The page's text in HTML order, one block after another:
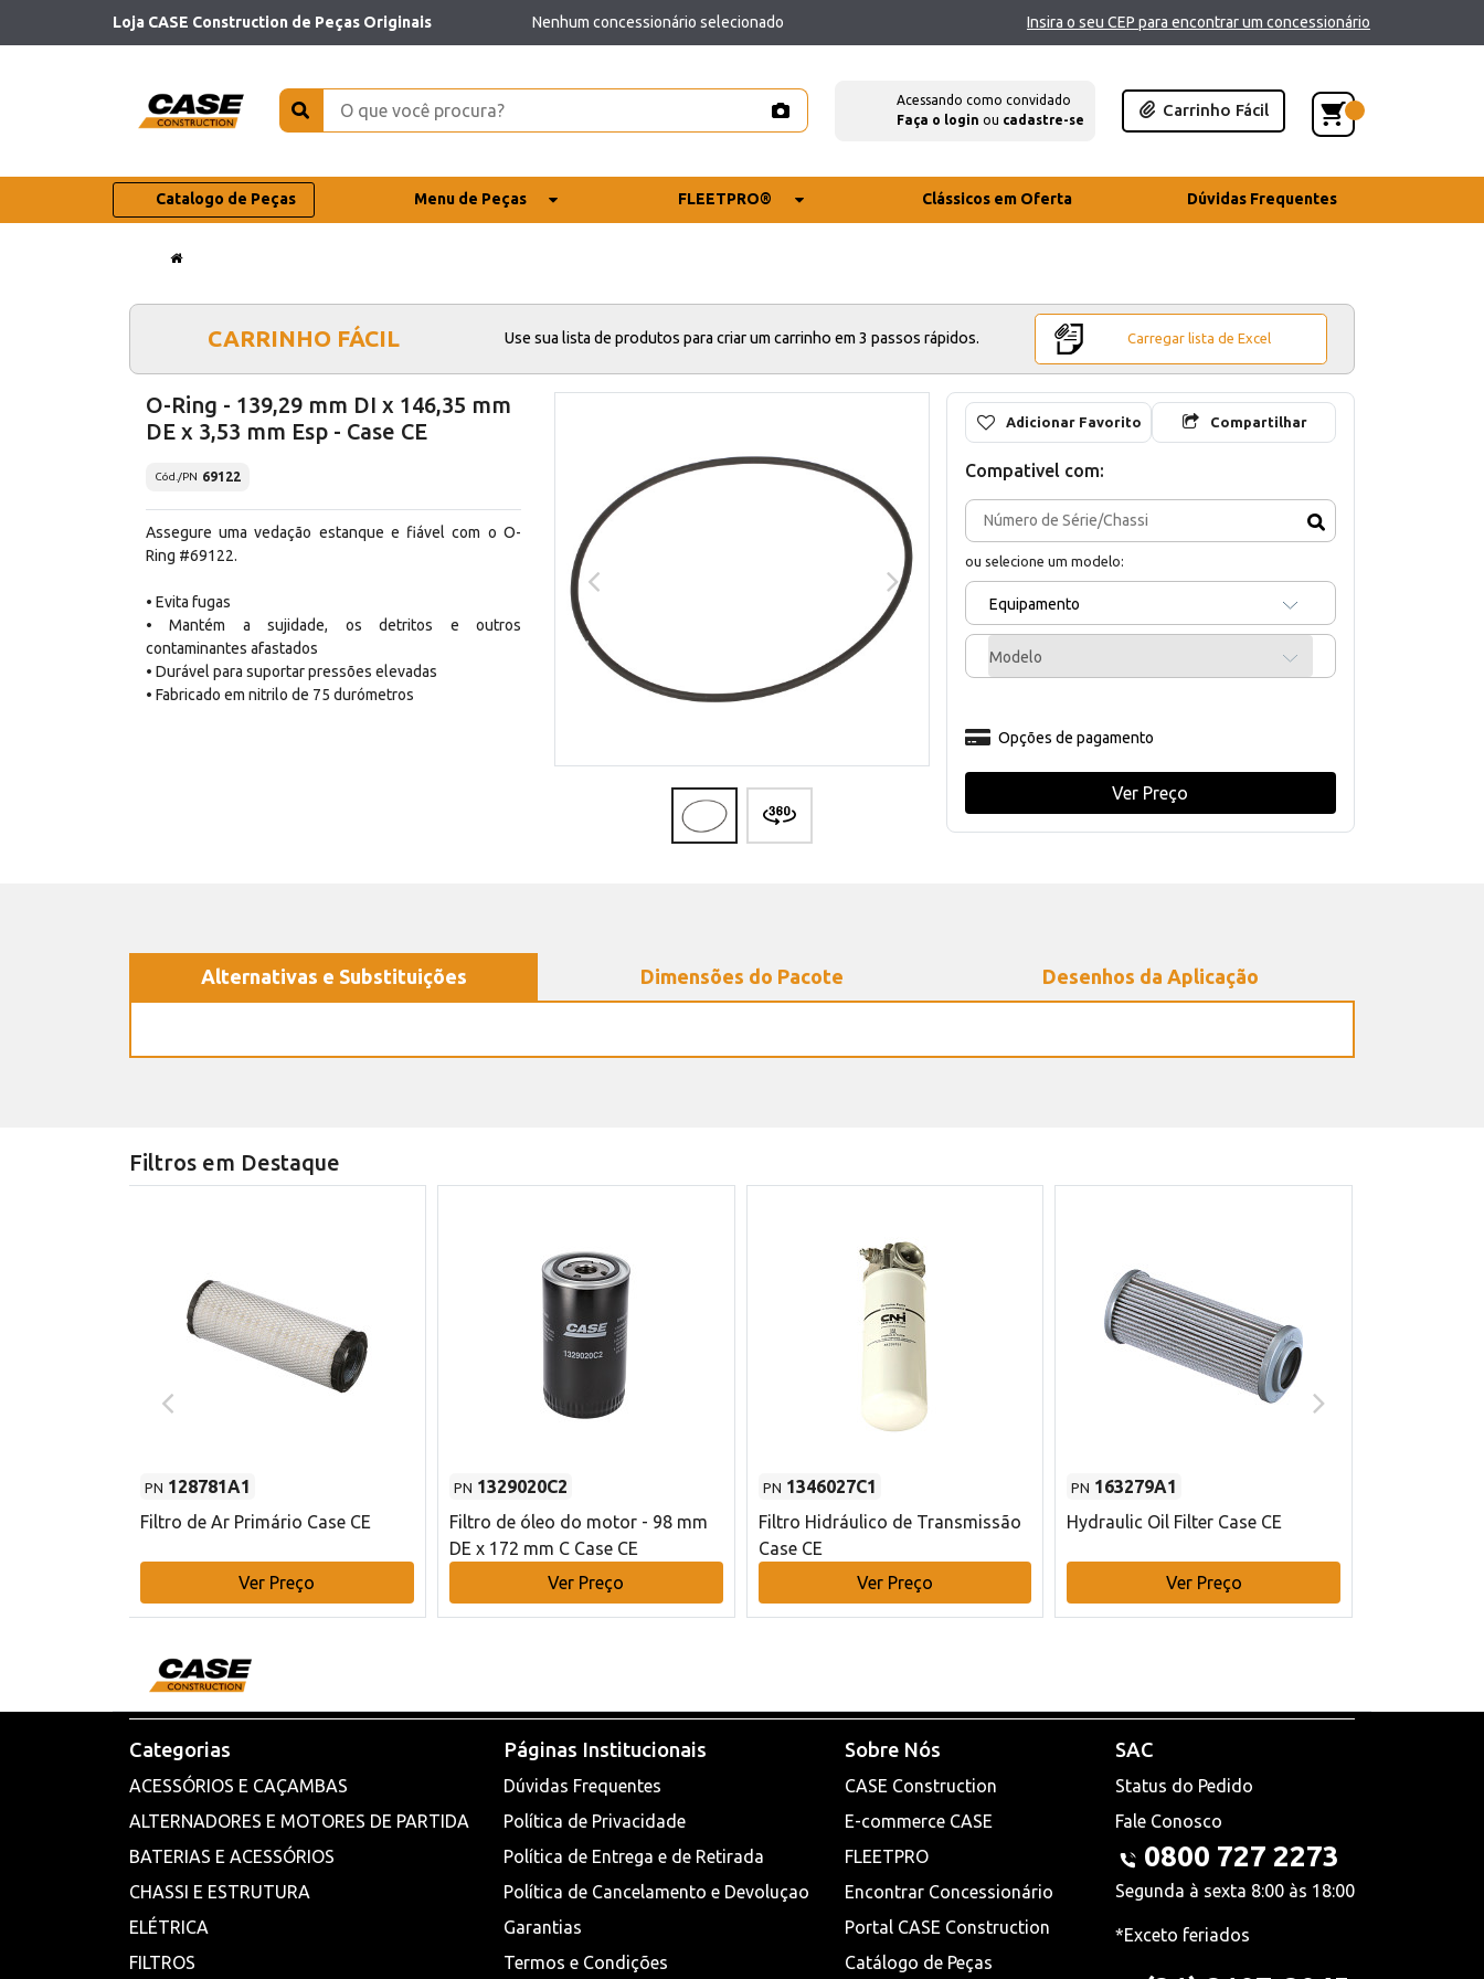
Loja CASE Construction de Peças Originais Nenhum concessionário selecionado Insira o seu CEP para encontrar um concessionário
Acessando como convidado
Faça o login ou cadastre-se
Carrinho Fácil
Catalogo de Peças Menu de Peças FLEETPRO® Clássicos em Oferta Dúvidas Frequentes
CARRINHO FÁCIL Use sua lista de produtos para criar um carrinho em 3 passos rápidos. Carregar lista de Excel
O-Ring - 139,29 mm DI x 146,35 mm
DE x 3,53 mm Esp - Case CE
Cód./PN 69122
Assegure uma vedação estanque e fiável com o O-
Ring #69122.
• Evita fugas
• Mantém a sujidade, os detritos e outros
contaminantes afastados
• Durável para suportar pressões elevadas
• Fabricado em nitrilo de 75 durómetros
Adicionar Favorito Compartilhar
Compativel com:
ou selecione um modelo:
Equipamento
Modelo
Opções de pagamento
Ver Preço
Alternativas e Substituições Dimensões do Pacote Desenhos da Aplicação
Filtros em Destaque
PN 128781A1
Filtro de Ar Primário Case CE
Ver Preço
PN 1329020C2
Filtro de óleo do motor - 98 mm
DE x 172 mm C Case CE
Ver Preço
PN 1346027C1
Filtro Hidráulico de Transmissão
Case CE
Ver Preço
PN 163279A1
Hydraulic Oil Filter Case CE
Ver Preço
Categorias
ACESSÓRIOS E CAÇAMBAS
ALTERNADORES E MOTORES DE PARTIDA
BATERIAS E ACESSÓRIOS
CHASSI E ESTRUTURA
ELÉTRICA
FILTROS
Páginas Institucionais
Dúvidas Frequentes
Política de Privacidade
Política de Entrega e de Retirada
Política de Cancelamento e Devoluçao
Garantias
Termos e Condições
Sobre Nós
CASE Construction
E-commerce CASE
FLEETPRO
Encontrar Concessionário
Portal CASE Construction
Catálogo de Peças
SAC
Status do Pedido
Fale Conosco
0800 727 2273
Segunda à sexta 8:00 às 18:00
*Exceto feriados